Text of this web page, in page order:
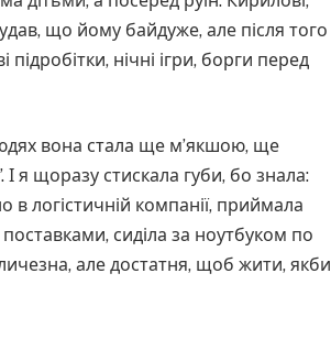
що йому байдуже, але після того
нічні ігри, борги перед
вона стала ще м’якшою, ще
І я щоразу стискала губи, бо знала:
в логістичній компанії, приймала
сиділа за ноутбуком по
але достатня, щоб жити, якби